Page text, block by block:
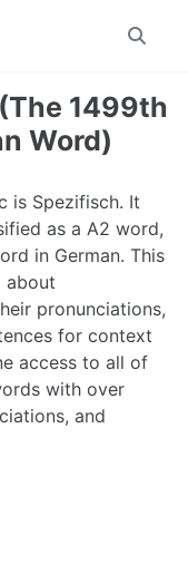
Toggle
1499th
Word)
is Spezifisch. It
as a A2 word,
in German. This
about
pronunciations,
for context
access to all of
with over
and